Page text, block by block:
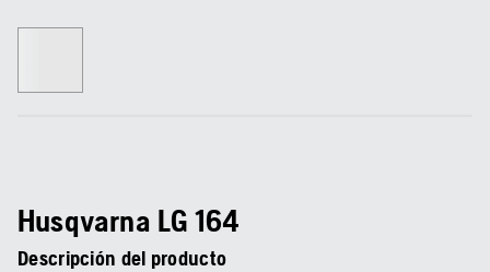
Husqvarna LG 164
Descripción del producto